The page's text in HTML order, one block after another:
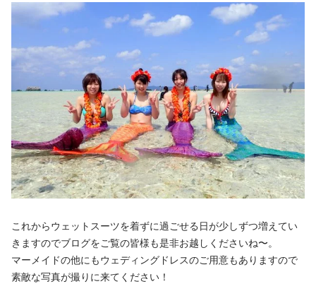
これからウェットスーツを着ずに過ごせる日が少しずつ増えてい
きますのでブログをご覧の皆様も是非お越しくださいね〜。
マーメイドの他にもウェディングドレスのご用意もありますので
素敵な写真が撮りに来てください！